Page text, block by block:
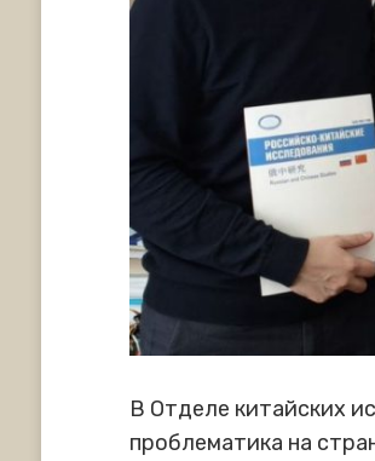
В Отделе китайских
проблематика на